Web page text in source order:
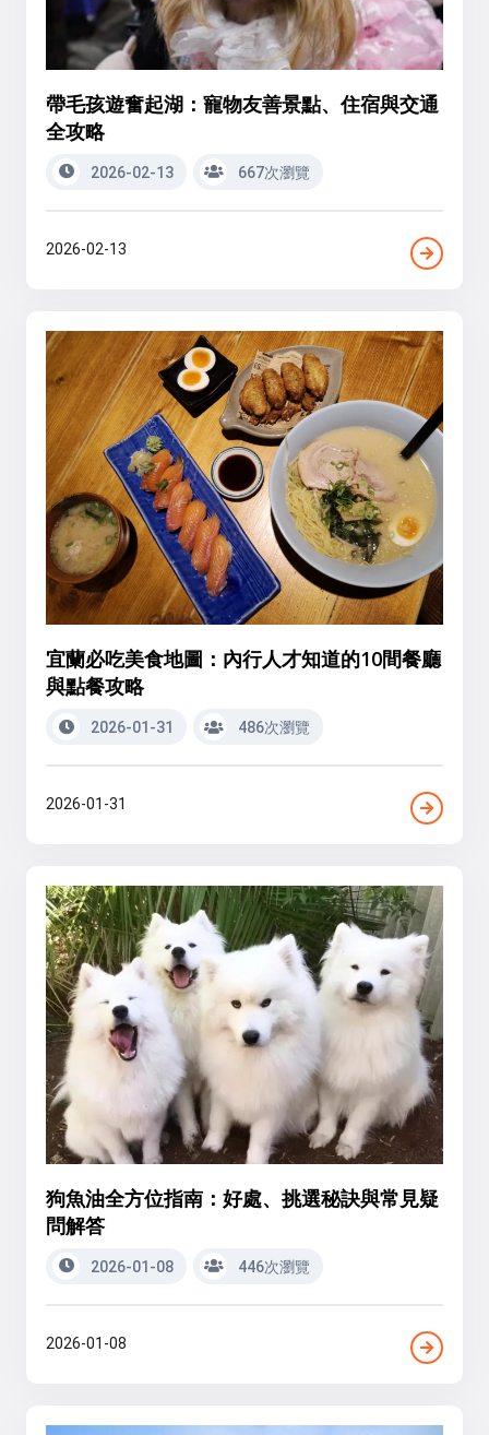
帶毛孩遊奮起湖：寵物友善景點、住宿與交通
全攻略
2026-02-13 667次瀏覽
2026-02-13
宜蘭必吃美食地圖：內行人才知道的10間餐廳
與點餐攻略
2026-01-31 486次瀏覽
2026-01-31
狗魚油全方位指南：好處、挑選秘訣與常見疑
問解答
2026-01-08 446次瀏覽
2026-01-08